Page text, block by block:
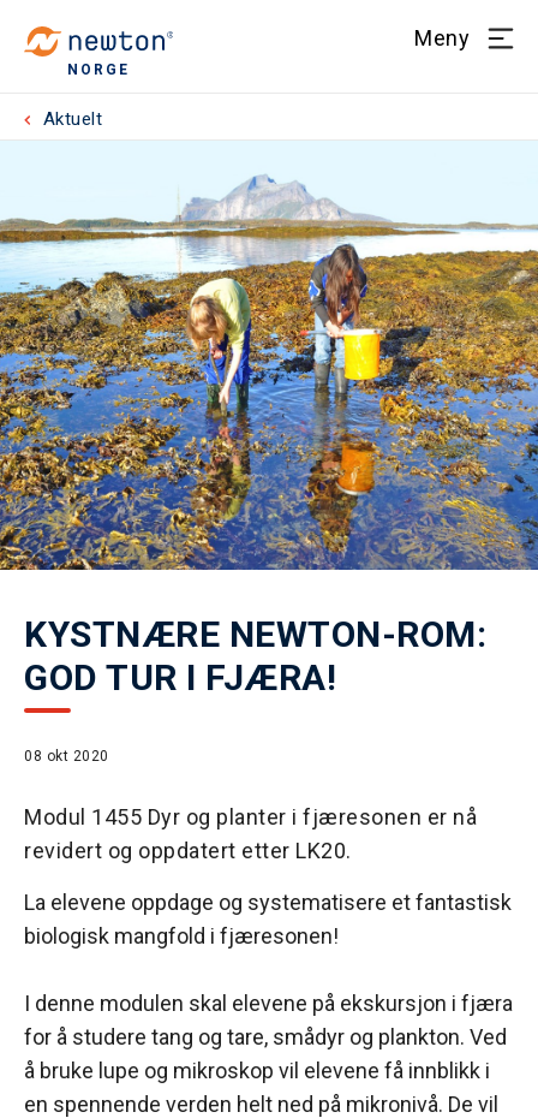
NORGE
Meny
Aktuelt
KYSTNÆRE NEWTON-ROM:
GOD TUR I FJÆRA!
08 okt 2020
Modul 1455 Dyr og planter i fjæresonen er nå
revidert og oppdatert etter LK20.
La elevene oppdage og systematisere et fantastisk
biologisk mangfold i fjæresonen!
I denne modulen skal elevene på ekskursjon i fjæra
for å studere tang og tare, smådyr og plankton. Ved
å bruke lupe og mikroskop vil elevene få innblikk i
en spennende verden helt ned på mikronivå. De vil